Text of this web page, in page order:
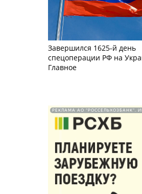
Завершился 1625-й день
спецоперации РФ на
Главное
РЕКЛАМА АО "РОССЕЛЬХОЗБАНК".